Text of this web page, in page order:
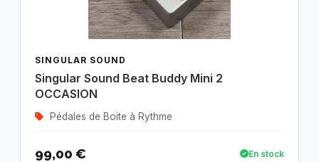
SINGULAR SOUND
Singular Sound Beat Buddy Mini 2
OCCASION
Pédales de Boite à Rythme
99,00 € En stock